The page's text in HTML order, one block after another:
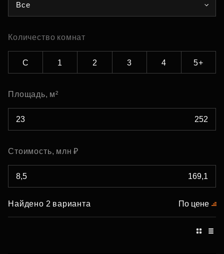
Все
Количество комнат
С 1 2 3 4 5+
Площадь, м²
Стоимость, млн ₽
Найдено 2 варианта По цене